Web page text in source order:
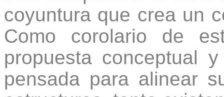
coyuntura que crea un
Como corolario de
propuesta conceptual
pensada para alinear